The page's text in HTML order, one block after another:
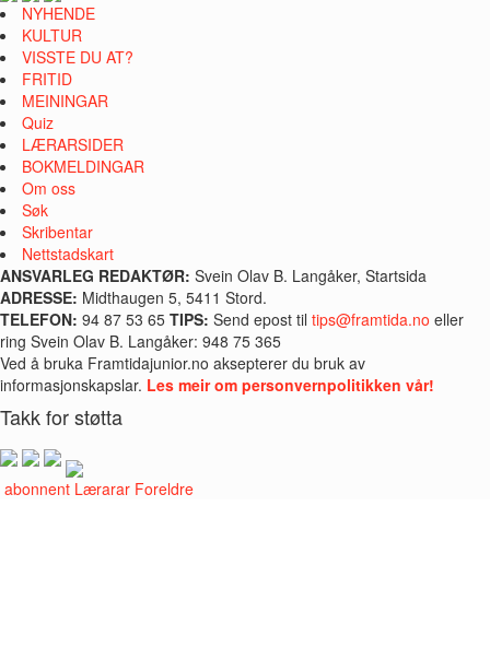
NYHENDE
KULTUR
VISSTE DU AT?
FRITID
MEININGAR
Quiz
LÆRARSIDER
BOKMELDINGAR
Om oss
Søk
Skribentar
Nettstadskart
ANSVARLEG REDAKTØR: Svein Olav B. Langåker, Startsida
ADRESSE: Midthaugen 5, 5411 Stord.
TELEFON: 94 87 53 65 TIPS: Send epost til tips@framtida.no eller
ring Svein Olav B. Langåker: 948 75 365
Ved å bruka Framtidajunior.no aksepterer du bruk av
informasjonskapslar. Les meir om personvernpolitikken vår!
Takk for støtta
abonnent Lærarar Foreldre